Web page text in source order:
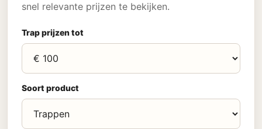
snel relevante prijzen te bekijken.
Trap prijzen tot
Soort product